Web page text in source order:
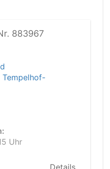
883967
Tempelhof-
Uhr
Details